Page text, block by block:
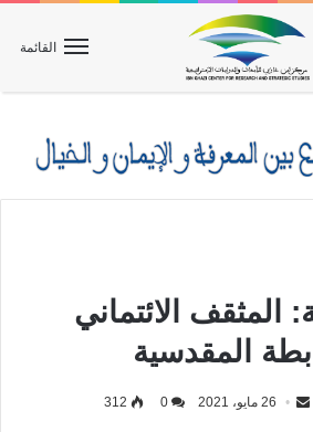
القائمة
المثقف الائتماني
المقدسية
26 مايو، 2021 312